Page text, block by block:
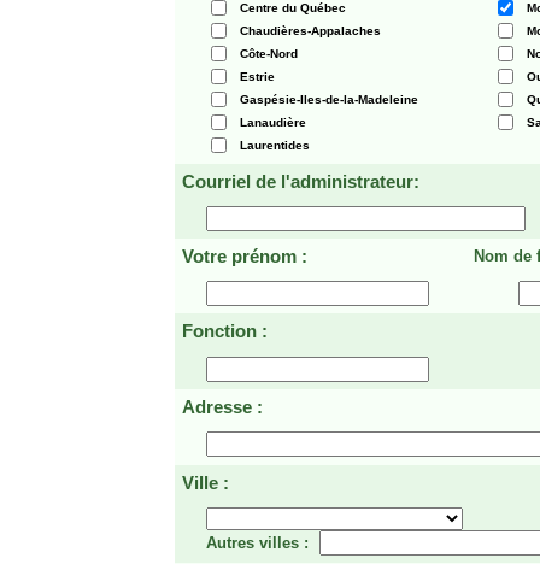
Centre du Québec
Chaudières-Appalaches
Côte-Nord
Estrie
Gaspésie-Iles-de-la-Madeleine
Lanaudière
Laurentides
Courriel de l'administrateur:
Votre prénom : Nom de
Fonction :
Adresse :
Ville :
Autres villes :